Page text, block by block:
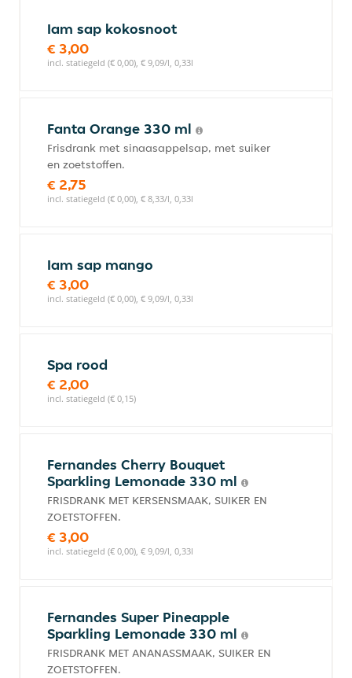
Iam sap kokosnoot
€ 3,00
incl. statiegeld (€ 0,00), € 9,09/l, 0,33l
Fanta Orange 330 ml
Frisdrank met sinaasappelsap, met suiker
en zoetstoffen.
€ 2,75
incl. statiegeld (€ 0,00), € 8,33/l, 0,33l
Iam sap mango
€ 3,00
incl. statiegeld (€ 0,00), € 9,09/l, 0,33l
Spa rood
€ 2,00
incl. statiegeld (€ 0,15)
Fernandes Cherry Bouquet
Sparkling Lemonade 330 ml
FRISDRANK MET KERSENSMAAK, SUIKER EN
ZOETSTOFFEN.
€ 3,00
incl. statiegeld (€ 0,00), € 9,09/l, 0,33l
Fernandes Super Pineapple
Sparkling Lemonade 330 ml
FRISDRANK MET ANANASSMAAK, SUIKER EN
ZOETSTOFFEN.